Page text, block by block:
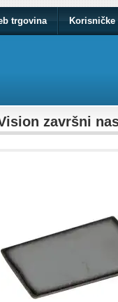
trgovina Korisničke
završni